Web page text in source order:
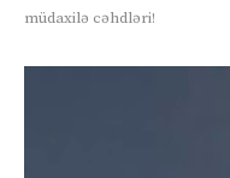
müdaxilə cəhdləri!